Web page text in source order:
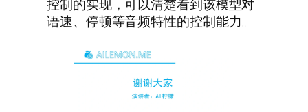
控制的实现，可以清楚看到该模型对
语速、停顿等音频特性的控制能力。